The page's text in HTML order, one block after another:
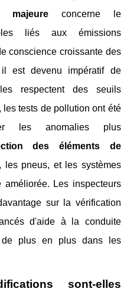
majeure concerne le
liés aux émissions
conscience croissante des
il est devenu impératif de
respectent des seuils
tests de pollution ont été
les anomalies plus
des éléments de
les pneus, et les systèmes
Les inspecteurs
sur la vérification
d'aide à la conduite
de plus en plus dans les
sont-elles